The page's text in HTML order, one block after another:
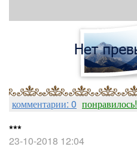
комментарии: 0 понравилось!
***
23-10-2018 12:04